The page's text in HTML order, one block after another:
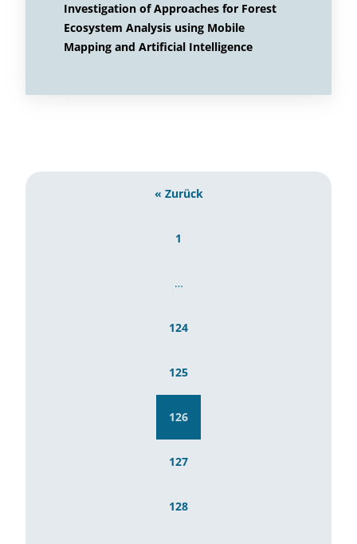
Investigation of Approaches for Forest
Ecosystem Analysis using Mobile
Mapping and Artificial Intelligence
« Zurück
1
…
124
125
126
127
128